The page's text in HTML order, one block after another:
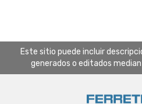
Este sitio puede incluir
generados o editados